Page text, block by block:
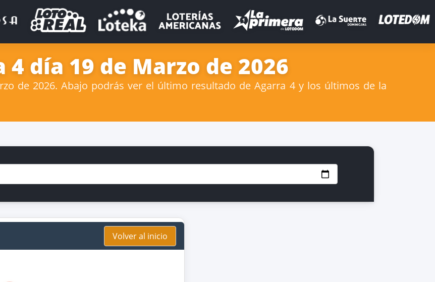
día 19 de Marzo de 2026
de 2026. Abajo podrás ver el último resultado de Agarra 4 y los últimos de la
Volver al inicio